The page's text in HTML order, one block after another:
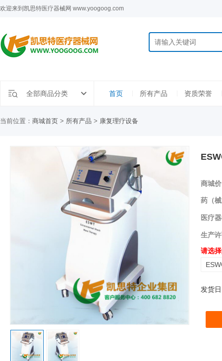
欢迎来到凯思特医疗器械网 www.yoogoog.com
全部商品分类 首页 所有产品 资质荣誉
当前位置： 商城首页 > 所有产品 > 康复理疗设备
商城
药（
医疗
生产
请选
发货